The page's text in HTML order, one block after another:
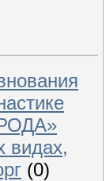
видах,
(0)